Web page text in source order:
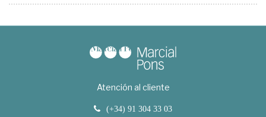
Atención al cliente
(+34) 91 304 33 03